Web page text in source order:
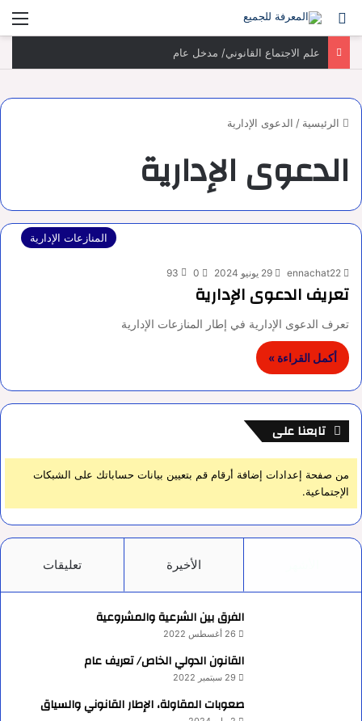
بحث عن
علم الاجتماع القانوني/ مدخل عام
الرئيسية / الدعوى الإدارية
الدعوى الإدارية
المنازعات الإدارية
ennachat22 29 يونيو 2024 0
93
تعريف الدعوى الإدارية
تعرف الدعوى الإدارية في إطار المنازعات الإدارية
أكمل القراءة »
تابعنا على
من صفحة إعدادات إضافة أرقام قم بتعيين بيانات حساباتك على الشبكات
الإجتماعية.
الأخيرة تعليقات
الفرق بين الشرعية والمشروعية
26 أغسطس 2022
القانون الدولي الخاص/ تعريف عام
29 سبتمبر 2022
صعوبات المقاولة، الإطار القانوني والسياق